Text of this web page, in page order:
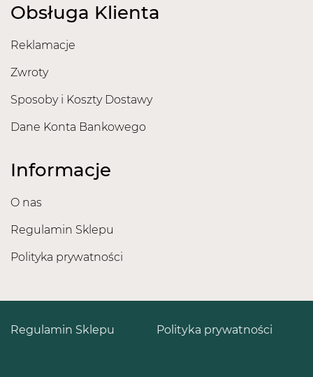
Obsługa Klienta
Reklamacje
Zwroty
Sposoby i Koszty Dostawy
Dane Konta Bankowego
Informacje
O nas
Regulamin Sklepu
Polityka prywatności
Polityka prywatności
Regulamin Sklepu